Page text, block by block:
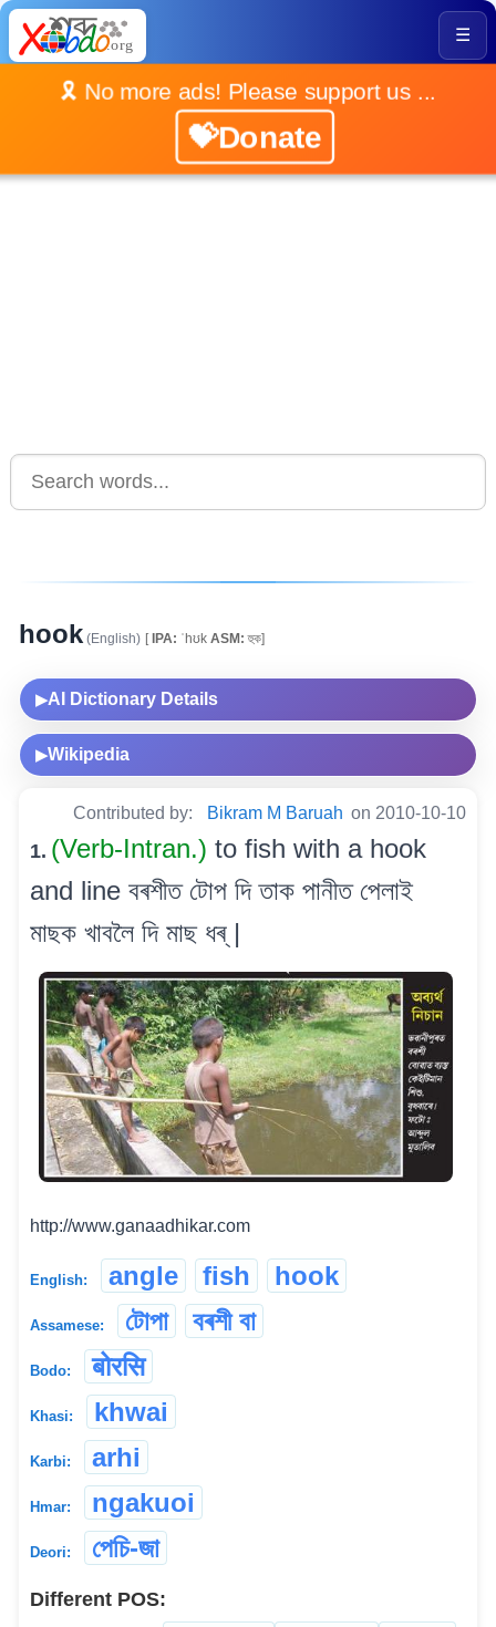
☰
🎗️ No more ads! Please support us ...
💝Donate
hook (English) [IPA: ˈhʊk ASM: হুক]
▶AI Dictionary Details
▶Wikipedia
Contributed by: Bikram M Baruah on 2010-10-10
1. (Verb-Intran.) to fish with a hook
and line বৰশীত টোপ দি তাক পানীত পেলাই
মাছক খাবলৈ দি মাছ ধৰ্ |
http://www.ganaadhikar.com
English: angle fish hook
Assamese: টোপা বৰশী বা
Bodo: बोरसि
Khasi: khwai
Karbi: arhi
Hmar: ngakuoi
Deori: পেচি-জা
Different POS: